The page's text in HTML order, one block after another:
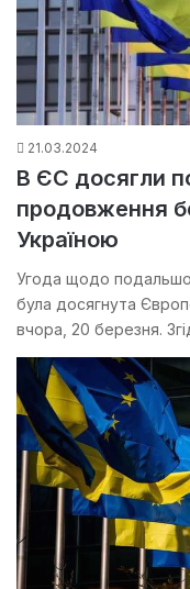
21.03.2024
В ЄС досягли
продовження
Україною
Угода щодо подальшої
була досягнута
вчора, 20 березня.